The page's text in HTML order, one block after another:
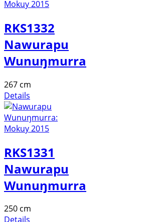
RKS1332
Nawurapu
Wunuŋmurra
267 cm
Details
RKS1331
Nawurapu
Wunuŋmurra
250 cm
Details